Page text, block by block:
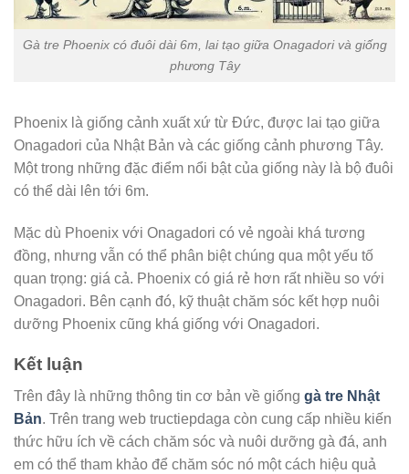
Gà tre Phoenix có đuôi dài 6m, lai tạo giữa Onagadori và giống
phương Tây
Phoenix là giống cảnh xuất xứ từ Đức, được lai tạo giữa
Onagadori của Nhật Bản và các giống cảnh phương Tây.
Một trong những đặc điểm nổi bật của giống này là bộ đuôi
có thể dài lên tới 6m.
Mặc dù Phoenix với Onagadori có vẻ ngoài khá tương
đồng, nhưng vẫn có thể phân biệt chúng qua một yếu tố
quan trọng: giá cả. Phoenix có giá rẻ hơn rất nhiều so với
Onagadori. Bên cạnh đó, kỹ thuật chăm sóc kết hợp nuôi
dưỡng Phoenix cũng khá giống với Onagadori.
Kết luận
Trên đây là những thông tin cơ bản về giống gà tre Nhật
Bản. Trên trang web tructiepdaga còn cung cấp nhiều kiến
thức hữu ích về cách chăm sóc và nuôi dưỡng gà đá, anh
em có thể tham khảo để chăm sóc nó một cách hiệu quả